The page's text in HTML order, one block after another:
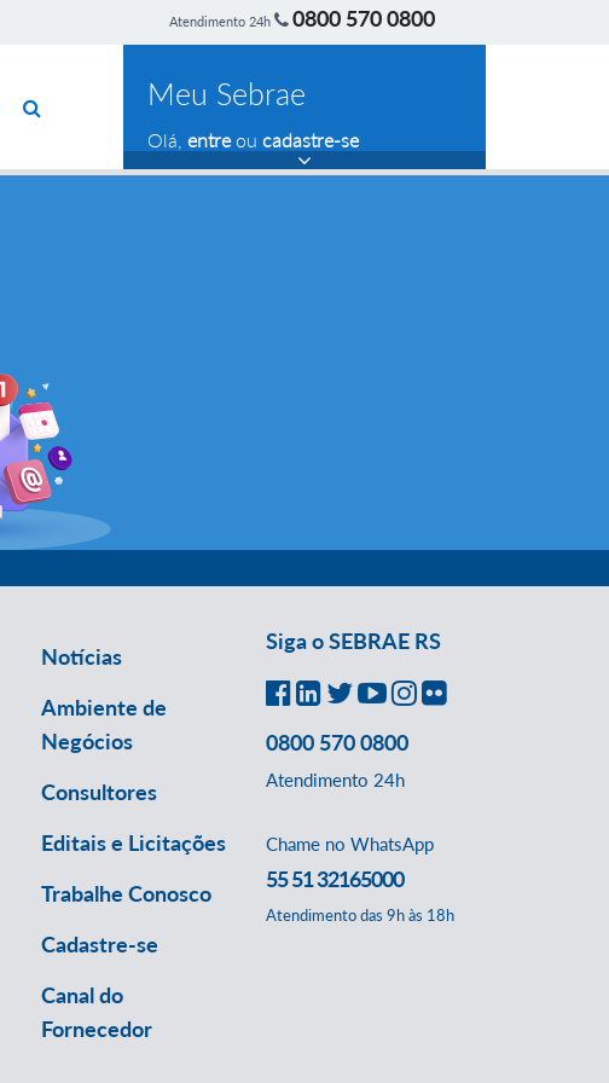
Atendimento 24h 0800 570 0800
Meu Sebrae
Olá, entreou cadastre-se
Notícias
Ambiente de
Negócios
Consultores
Editais e Licitações
Trabalhe Conosco
Cadastre-se
Canal do
Fornecedor
Siga o SEBRAE RS
0800 570 0800
Atendimento 24h
Chame no WhatsApp
55 51 32165000
Atendimento das 9h às 18h